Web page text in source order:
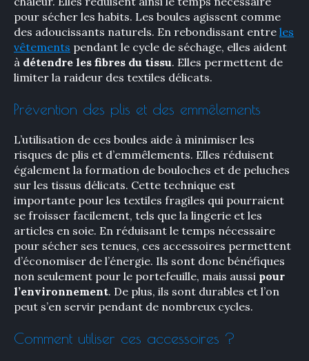
pour sécher les habits. Les boules agissent comme
des adoucissants naturels. En rebondissant entre les
vêtements pendant le cycle de séchage, elles aident
à détendre les fibres du tissu. Elles permettent de
limiter la raideur des textiles délicats.
Prévention des plis et des emmêlements
L’utilisation de ces boules aide à minimiser les
risques de plis et d’emmêlements. Elles réduisent
également la formation de bouloches et de peluches
sur les tissus délicats. Cette technique est
importante pour les textiles fragiles qui pourraient
se froisser facilement, tels que la lingerie et les
articles en soie. En réduisant le temps nécessaire
pour sécher ses tenues, ces accessoires permettent
d’économiser de l’énergie. Ils sont donc bénéfiques
non seulement pour le portefeuille, mais aussi pour
l’environnement. De plus, ils sont durables et l’on
peut s’en servir pendant de nombreux cycles.
Comment utiliser ces accessoires ?